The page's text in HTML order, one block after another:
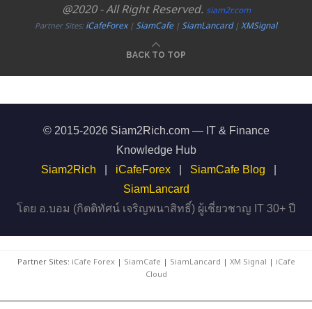
@2020 - All Right Reserved. siam2r.com
Partner Sites:iCafeForex|SiamCafe|SiamLancard|XMSignal
BACK TO TOP
© 2015-2026 Siam2Rich.com — IT & Finance
Knowledge Hub
Siam2Rich
iCafeForex SiamCafe Blog
SiamLancard
โดย อ.บอม (กิตติทัศน์ เจริญพนาสิทธิ์) ผู้เชี่ยวชาญ IT 30+ ปี
Partner Sites: iCafe Forex| SiamCafe | SiamLancard | XM Signal | iCafe
Cloud